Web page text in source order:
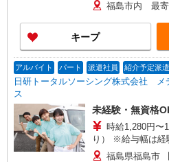
福島市内 最寄
キープ
アルバイト パート 派遣社員 紹介予定派遣
日研トータルソーシング株式会社 メ
ス
未経験・無資格
時給1,280円〜
り） ※給与幅
福島県福島市